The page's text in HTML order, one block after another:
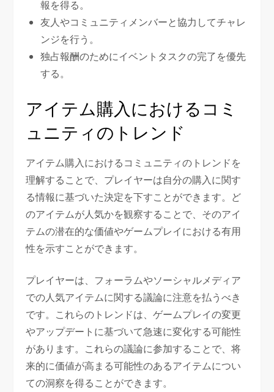
報を得る。
友人やコミュニティメンバーと協力してチャレ
ンジを行う。
独占報酬のためにイベントタスクの完了を優先
する。
アイテム購入におけるコミ
ュニティのトレンド
アイテム購入におけるコミュニティのトレンドを
理解することで、プレイヤーは自分の購入に関す
る情報に基づいた決定を下すことができます。ど
のアイテムが人気かを観察することで、そのアイ
テムの潜在的な価値やゲームプレイにおける有用
性を示すことができます。
プレイヤーは、フォーラムやソーシャルメディア
での人気アイテムに関する議論に注意を払うべき
です。これらのトレンドは、ゲームプレイの変更
やアップデートに基づいて急速に変化する可能性
があります。これらの議論に参加することで、将
来的に価値が高まる可能性のあるアイテムについ
ての洞察を得ることができます。